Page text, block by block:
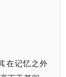
在记忆之外